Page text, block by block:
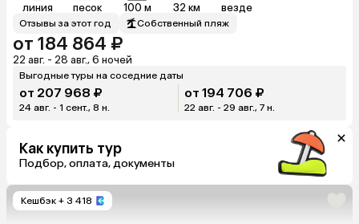
линия песок 100 м 32 км везде
Отзывы за этот год Собственный пляж
от 184 864 ₽
22 авг. - 28 авг., 6 ночей
Выгодные туры на соседние даты
от 207 968 ₽
24 авг. - 1 сент., 8 н.
от 194 706 ₽
22 авг. - 29 авг., 7 н.
Как купить тур
Подбор, оплата, документы
Кешбэк + 3 418